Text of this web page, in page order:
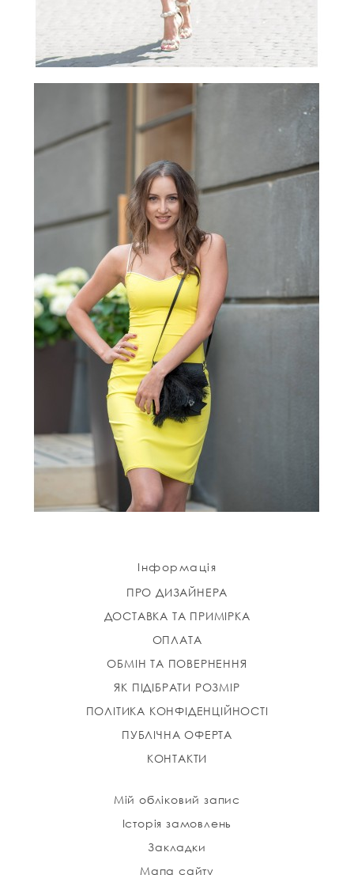
Інформація
ПРО ДИЗАЙНЕРА
ДОСТАВКА ТА ПРИМІРКА
ОПЛАТА
ОБМІН ТА ПОВЕРНЕННЯ
ЯК ПІДІБРАТИ РОЗМІР
ПОЛІТИКА КОНФІДЕНЦІЙНОСТІ
ПУБЛІЧНА ОФЕРТА
КОНТАКТИ
Мій обліковий запис
Історія замовлень
Закладки
Мапа сайту